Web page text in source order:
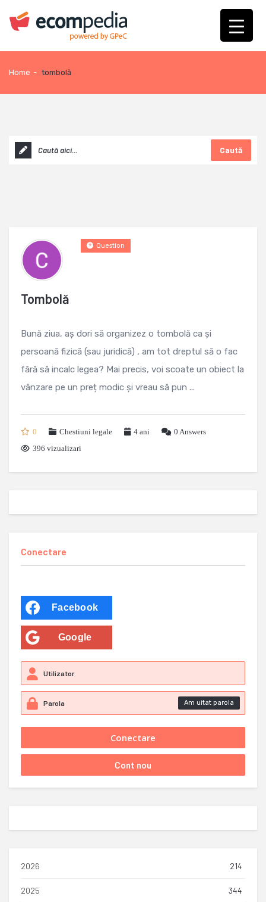
Home - tombolă
Caută
Tombolă
Question
Bună ziua, aș dori să organizez o tombolă ca și
persoană fizică (sau juridică) , am tot dreptul să o fac
fără să incalc legea? Mai precis, voi scoate un obiect la
vânzare pe un preț modic și vreau să pun ...
0 Chestiuni legale 4 ani 0 Answers
396 vizualizari
Conectare
Facebook
Google
Am uitat parola
2026 214
2025 344